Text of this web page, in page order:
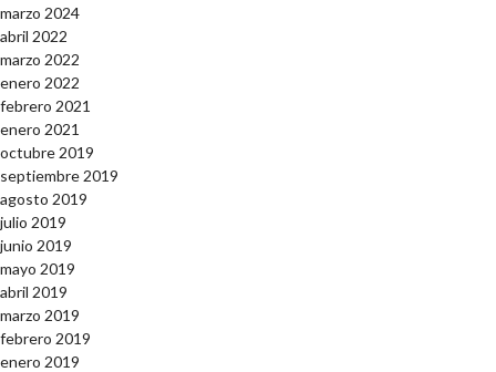
marzo 2024
abril 2022
marzo 2022
enero 2022
febrero 2021
enero 2021
octubre 2019
septiembre 2019
agosto 2019
julio 2019
junio 2019
mayo 2019
abril 2019
marzo 2019
febrero 2019
enero 2019